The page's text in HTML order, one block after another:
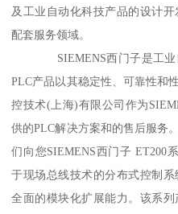
及工业自动化科技产品的设计
配套服务领域。
SIEMENS西门子是工业自
PLC产品以其稳定性、可靠性和
控技术(上海)有限公司作为
供的PLC解决方案和的售后服务
们向您SIEMENS西门子 ET200
于现场总线技术的分布式控制
全面的模块化扩展能力。该系